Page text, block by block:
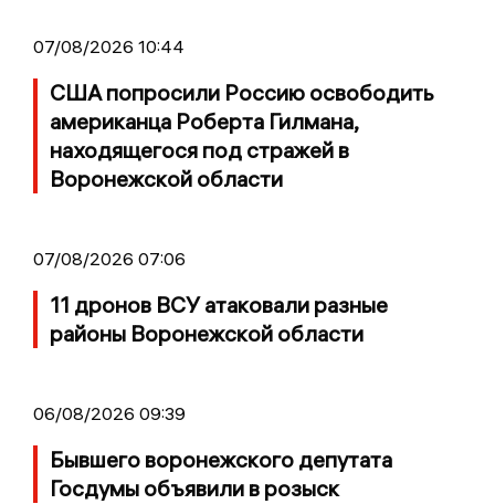
07/08/2026 10:44
США попросили Россию освободить
американца Роберта Гилмана,
находящегося под стражей в
Воронежской области
07/08/2026 07:06
11 дронов ВСУ атаковали разные
районы Воронежской области
06/08/2026 09:39
Бывшего воронежского депутата
Госдумы объявили в розыск